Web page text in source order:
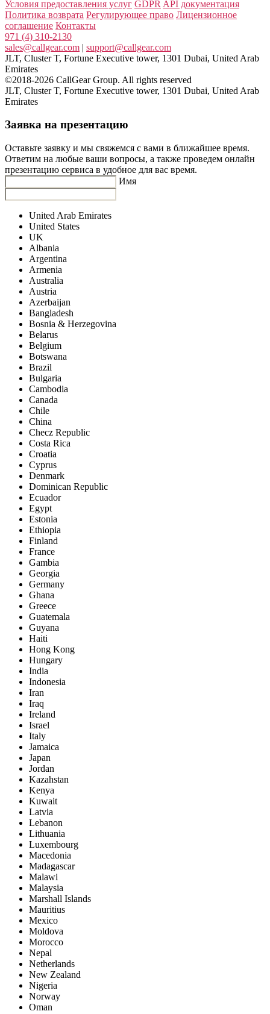
Условия предоставления услуг GDPR API документация
Политика возврата Регулирующее право Лицензионное
соглашение Контакты
971 (4) 310-2130
sales@callgear.com | support@callgear.com
JLT, Cluster T, Fortune Executive tower, 1301 Dubai, United Arab
Emirates
©2018-2026 CallGear Group. All rights reserved
JLT, Cluster T, Fortune Executive tower, 1301 Dubai, United Arab
Emirates
Заявка на презентацию
Оставьте заявку и мы свяжемся с вами в ближайшее время.
Ответим на любые ваши вопросы, а также проведем онлайн
презентацию сервиса в удобное для вас время.
Имя
United Arab Emirates
United States
UK
Albania
Argentina
Armenia
Australia
Austria
Azerbaijan
Bangladesh
Bosnia & Herzegovina
Belarus
Belgium
Botswana
Brazil
Bulgaria
Cambodia
Canada
Chile
China
Checz Republic
Costa Rica
Croatia
Cyprus
Denmark
Dominican Republic
Ecuador
Egypt
Estonia
Ethiopia
Finland
France
Gambia
Georgia
Germany
Ghana
Greece
Guatemala
Guyana
Haiti
Hong Kong
Hungary
India
Indonesia
Iran
Iraq
Ireland
Israel
Italy
Jamaica
Japan
Jordan
Kazahstan
Kenya
Kuwait
Latvia
Lebanon
Lithuania
Luxembourg
Macedonia
Madagascar
Malawi
Malaysia
Marshall Islands
Mauritius
Mexico
Moldova
Morocco
Nepal
Netherlands
New Zealand
Nigeria
Norway
Oman